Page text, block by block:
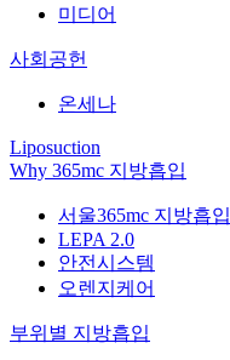
미디어
사회공헌
온세나
Liposuction
Why 365mc 지방흡입
서울365mc 지방흡입
LEPA 2.0
안전시스템
오렌지케어
부위별 지방흡입